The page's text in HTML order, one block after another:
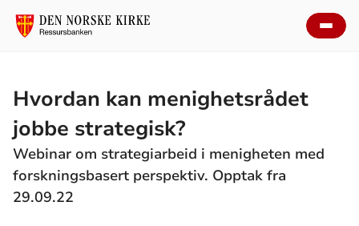
Hvordan kan menighetsrådet
jobbe strategisk?
Webinar om strategiarbeid i menigheten med
forskningsbasert perspektiv. Opptak fra
29.09.22